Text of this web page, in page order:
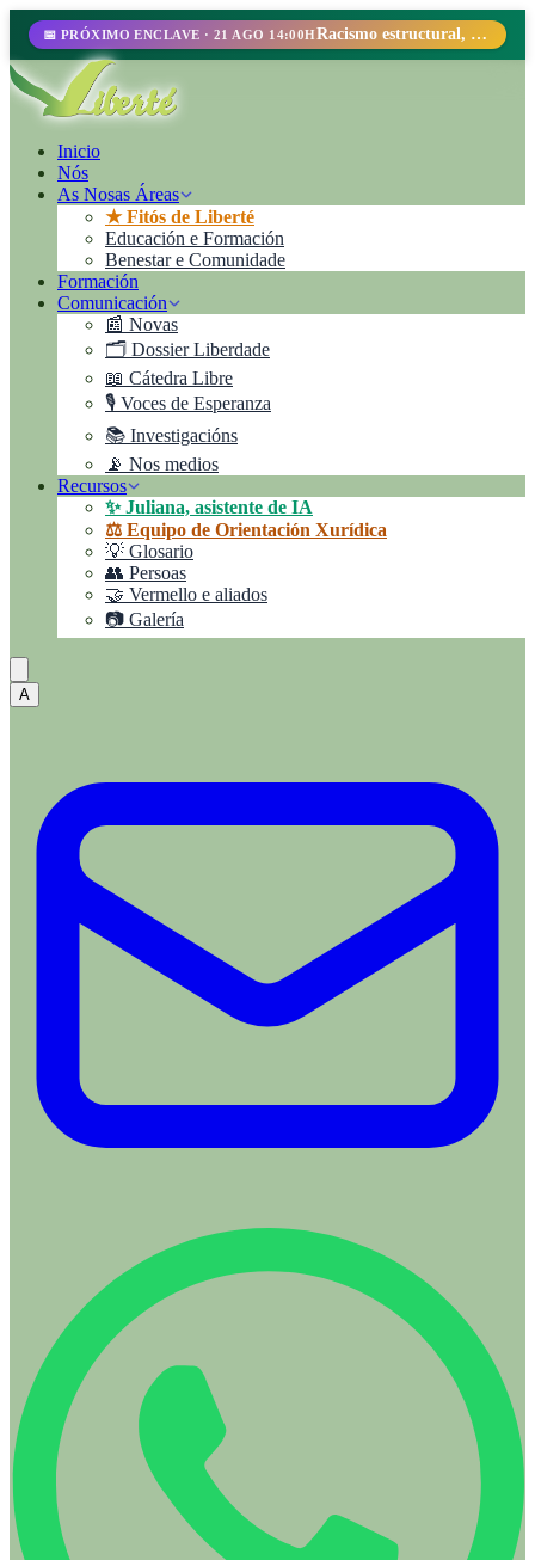
📅 PRÓXIMO ENCLAVE · 21 AGO 14:00H Racismo estructural, perfilamiento racial y abolicionismo carcelario.
Inicio
Nós
As Nosas Áreas
★ Fitós de Liberté
Educación e Formación
Benestar e Comunidade
Formación
Comunicación
📰 Novas
🗂️ Dossier Liberdade
📖 Cátedra Libre
🎙️ Voces de Esperanza
📚 Investigacións
📡 Nos medios
Recursos
✨ Juliana, asistente de IA
⚖️ Equipo de Orientación Xurídica
💡 Glosario
👥 Persoas
🤝 Vermello e aliados
📷 Galería
A